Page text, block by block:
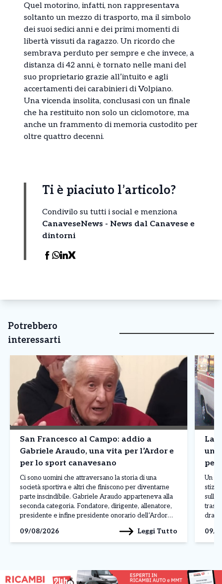
Quel motorino, infatti, non rappresentava
soltanto un mezzo di trasporto, ma il simbolo
dei suoi sedici anni e dei primi momenti di
libertà vissuti da ragazzo. Un ricordo che
sembrava perduto per sempre e che invece, a
distanza di 42 anni, è tornato nelle mani del
suo proprietario grazie all’intuito e agli
accertamenti dei carabinieri di Volpiano.
Una vicenda insolita, conclusasi con un finale
che ha restituito non solo un ciclomotore, ma
anche un frammento di memoria custodito per
oltre quattro decenni.
Ti è piaciuto l’articolo?
Condivilo su tutti i social e menziona
CanaveseNews - News dal Canavese e
dintorni
Potrebbero
interessarti
San Francesco al Campo: addio a
Gabriele Araudo, una vita per l’Ardor e
per lo sport canavesano
Ci sono uomini che attraversano la storia di una
società sportiva e altri che finiscono per diventarne
parte inscindibile. Gabriele Araudo apparteneva alla
seconda categoria. Fondatore, dirigente, allenatore,
presidente e infine presidente onorario dell’Ardor
settant’anni la vita della società giallorossa,
diventando un punto di riferimento per generazioni di
09/08/2026 Leggi Tutto
una
per
Un
sulla
09/